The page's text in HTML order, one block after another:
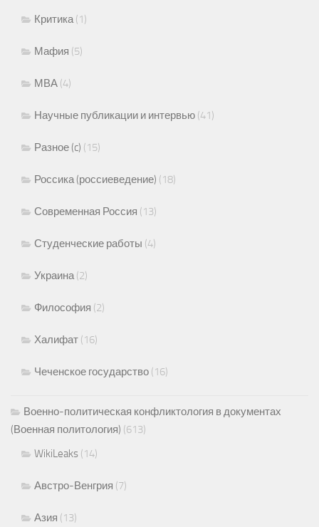
Критика(1)
Мафия (5)
МВА (4)
Научные публикации и интервью (41)
Разное (c) (15)
Россика (россиеведение) (18)
Современная Россия (13)
Студенческие работы (4)
Украина(2)
Философия (2)
Халифат (16)
Чеченское государство (16)
Военно-политическая конфликтология в документах
(Военная политология) (613)
WikiLeaks (14)
Австро-Венгрия (7)
Азия (13)